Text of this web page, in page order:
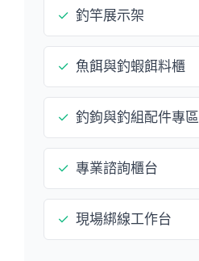
✓ 釣竿展示架
✓ 魚餌與釣蝦餌料櫃
✓ 釣鉤與釣組配件專區
✓ 專業諮詢櫃台
✓ 現場綁線工作台